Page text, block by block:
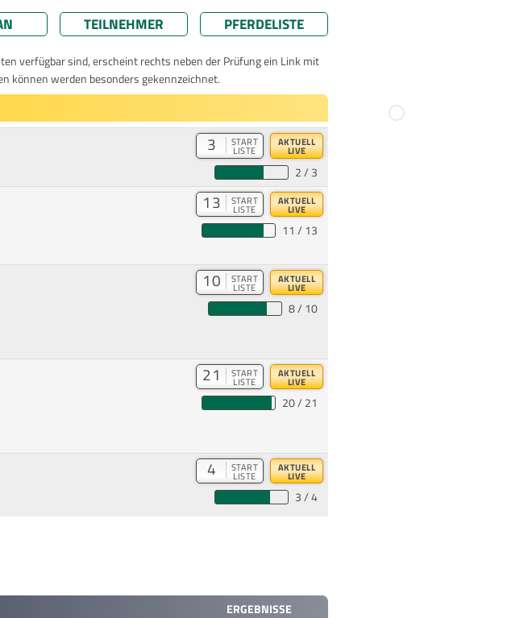
TEILNEHMER PFERDELISTE
verfügbar sind, erscheint rechts neben der Prüfung ein Link mit
können werden besonders gekennzeichnet.
3 START
LISTE
AKTUELL
LIVE
2 / 3
13 START
LISTE
AKTUELL
LIVE
11 / 13
10 START
LISTE
AKTUELL
LIVE
8 / 10
21 START
LISTE
AKTUELL
LIVE
20 / 21
4 START
LISTE
AKTUELL
LIVE
3 / 4
ERGEBNISSE